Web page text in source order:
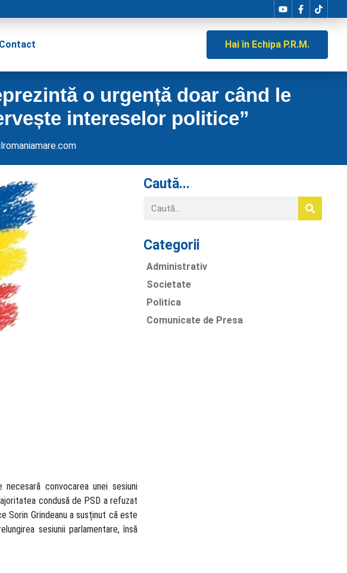
Contact Hai în Echipa P.R.M.
o urgență doar când le
intereselor politice”
convocarea unei sesiuni
condusă de PSD a refuzat
Sorin Grindeanu a susținut că este
sesiunii parlamentare, însă
Caută...
Categorii
Administrativ
Societate
Politica
Comunicate de Presa